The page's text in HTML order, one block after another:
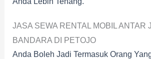
JASA SEWA RENTAL MOBIL ANTAR
BANDARA DI PETOJO
Anda Boleh Jadi Termasuk Orang